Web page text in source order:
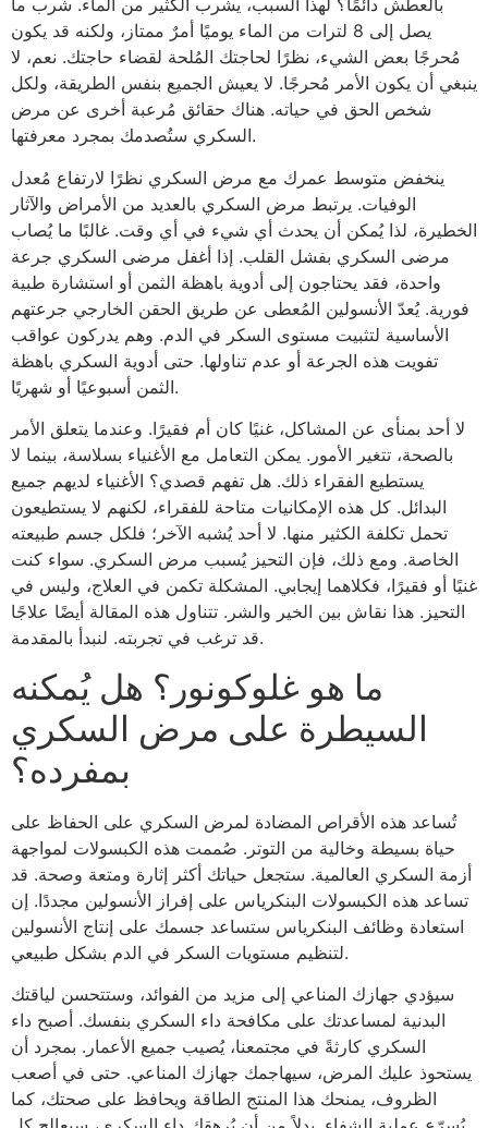
بالعطش دائمًا؟ لهذا السبب، يشرب الكثير من الماء. شرب ما
يصل إلى 8 لترات من الماء يوميًا أمرٌ ممتاز، ولكنه قد يكون
مُحرجًا بعض الشيء، نظرًا لحاجتك المُلحة لقضاء حاجتك. نعم، لا
ينبغي أن يكون الأمر مُحرجًا. لا يعيش الجميع بنفس الطريقة، ولكل
شخص الحق في حياته. هناك حقائق مُرعبة أخرى عن مرض
السكري ستُصدمك بمجرد معرفتها.
ينخفض متوسط عمرك مع مرض السكري نظرًا لارتفاع مُعدل
الوفيات. يرتبط مرض السكري بالعديد من الأمراض والآثار
الخطيرة، لذا يُمكن أن يحدث أي شيء في أي وقت. غالبًا ما يُصاب
مرضى السكري بفشل القلب. إذا أغفل مرضى السكري جرعة
واحدة، فقد يحتاجون إلى أدوية باهظة الثمن أو استشارة طبية
فورية. يُعدّ الأنسولين المُعطى عن طريق الحقن الخارجي جرعتهم
الأساسية لتثبيت مستوى السكر في الدم. وهم يدركون عواقب
تفويت هذه الجرعة أو عدم تناولها. حتى أدوية السكري باهظة
الثمن أسبوعيًا أو شهريًا.
لا أحد بمنأى عن المشاكل، غنيًا كان أم فقيرًا. وعندما يتعلق الأمر
بالصحة، تتغير الأمور. يمكن التعامل مع الأغنياء بسلاسة، بينما لا
يستطيع الفقراء ذلك. هل تفهم قصدي؟ الأغنياء لديهم جميع
البدائل. كل هذه الإمكانيات متاحة للفقراء، لكنهم لا يستطيعون
تحمل تكلفة الكثير منها. لا أحد يُشبه الآخر؛ فلكل جسم طبيعته
الخاصة. ومع ذلك، فإن التحيز يُسبب مرض السكري. سواء كنت
غنيًا أو فقيرًا، فكلاهما إيجابي. المشكلة تكمن في العلاج، وليس في
التحيز. هذا نقاش بين الخير والشر. تتناول هذه المقالة أيضًا علاجًا
قد ترغب في تجربته. لنبدأ بالمقدمة.
ما هو غلوكونور؟ هل يُمكنه
السيطرة على مرض السكري
بمفرده؟
تُساعد هذه الأقراص المضادة لمرض السكري على الحفاظ على
حياة بسيطة وخالية من التوتر. صُممت هذه الكبسولات لمواجهة
أزمة السكري العالمية. ستجعل حياتك أكثر إثارة ومتعة وصحة. قد
تساعد هذه الكبسولات البنكرياس على إفراز الأنسولين مجددًا. إن
استعادة وظائف البنكرياس ستساعد جسمك على إنتاج الأنسولين
لتنظيم مستويات السكر في الدم بشكل طبيعي.
سيؤدي جهازك المناعي إلى مزيد من الفوائد، وستتحسن لياقتك
البدنية لمساعدتك على مكافحة داء السكري بنفسك. أصبح داء
السكري كارثةً في مجتمعنا، يُصيب جميع الأعمار. بمجرد أن
يستحوذ عليك المرض، سيهاجمك جهازك المناعي. حتى في أصعب
الظروف، يمنحك هذا المنتج الطاقة ويحافظ على صحتك، كما